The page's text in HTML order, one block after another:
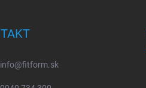
info@fitform.sk